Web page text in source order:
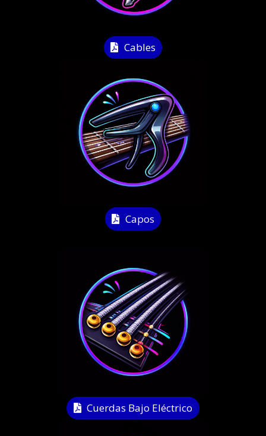
Cables
Capos
Cuerdas Bajo Eléctrico